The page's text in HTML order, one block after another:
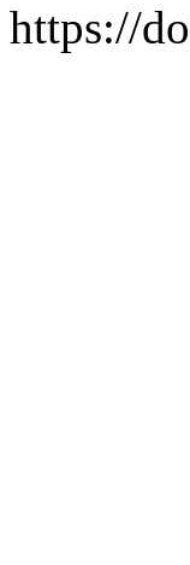
https://